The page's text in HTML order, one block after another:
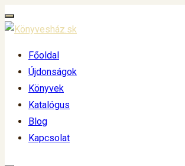
Főoldal
Újdonságok
Könyvek
Katalógus
Blog
Kapcsolat